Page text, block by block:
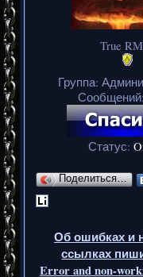
True
Группа:
Сообщений:
Статус:
Поделиться…
Об ошибках и
ссылках
Error and non-